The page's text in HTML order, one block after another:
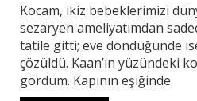
Kocam, ikiz bebeklerimizi
sezaryen ameliyatımdan
tatile gitti; eve döndüğünde
çözüldü. Kaan’ın yüzündeki
gördüm. Kapının eşiğinde